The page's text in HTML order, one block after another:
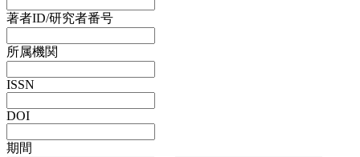
著者ID/研究者番号
所属機関
ISSN
DOI
期間